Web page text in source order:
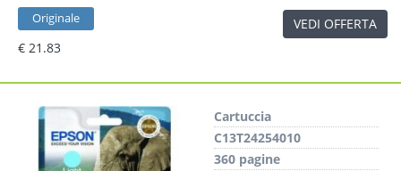
Originale
€ 21.83
VEDI OFFERTA
Cartuccia
C13T24254010
360 pagine